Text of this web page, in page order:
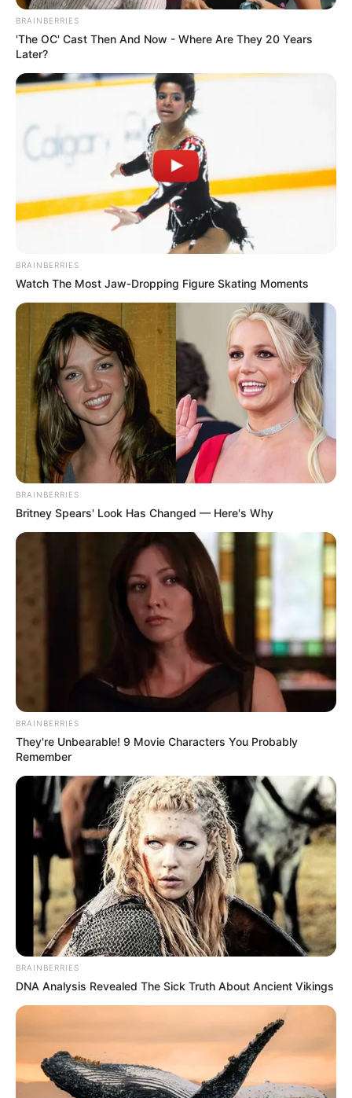
ผีเป้าเกิดจากคนที่ใช้ว่านชนิดหนึ่ง นำมาเป็นมวลสาร
กายสิทธิ์ ช่วยให้ตนอาคมแก่กล้า ว่านชนิดนี้ บ้านข้าพเจ้า
เรียกว่า ว่านเลือด หรือว่านเป้า ว่านเลือด ยางว่านจะมีสี
แดงสดเหมือนเลือดและมีกลิ่นคาวเหมือนเลือด ว่านชนิด
นี้ ผู้เรียนอาคม มักปลูกไว้ข้างรั้วบ้าน สมัยก่อน ผู้ชายส่วน
ใหญ่ก็เรียนอาคมกันอยู่แล้ว การปลูกว่านนี้ไว้ในบ้าน จึง
ไม่ใช่เรื่องแปลกอะไร และว่านนี้ ก็จัดเป็นสมุนไพรชนิด
หนึ่งด้วย นั่นคือ หากนำมาเข้ายา ก็เป็นยา หากนำมาเข้า
พิธี ก็เป็นมวลสารกายสิทธิ์
สำหรับว่านชนิดนี้ เมื่อเข้าพิธีแล้ว มีความเป็นกายสิทธิ์
อะไรบ้าง ข้าพเจ้าไม่ทราบ ส่วนคนกลายเป็นเป้าได้ ก็เกิด
จากรักษาข้อกำหนดไม่ได้ หรือภาษาอีสานเรียก ผิดข้อคะ
ลำ ทำให้ตนควบคุมมวลสารกายสิทธิ์นั้นไม่ได้ สุดท้าย ตก
อยู่ภายใต้อำนาจมวลสารกายสิทธิ์นั้น และกลายเป็นเป้า
ไปในที่สุด
ผีเป้าความจริงไม่ได้ออกหากินเฉพาะกลางคืนหรอก
กลางวัน ก็หากิน เช่นกัน เช่นหากไปหาปลา จับปลาได้
มองซ้ายขวาไม่มีคนมองตน ก็กัดกินปลาเป็นๆ เลย แต่
โดยส่วนใหญ่ มักได้ยินเรื่องเล่าว่า ผีเป้า มักออกหากิน
ตอนกลางคืน คงเป็นเพราะว่า ปลอดคน กินได้ถนัด
คนที่เป็นเป้า ก็ใช้ชีวิตเหมือนกับคนปกติทั่วไป หากไม่มีใคร
ไปเห็นจะจะ ตอนที่กำลังกินสัตว์เป็นๆ ก็ไม่มีใครรู้ แต่
หากมีคนบังเอิญไปเห็นและรู้เข้าว่าใครเป็น
ผีเป้า ผีเป้า
นั้น ไม่อยากให้ชาวบ้านคนอื่นๆ รู้ กลัวจะอับอาย ก็อาจจะ
พูดต่อรอง ขอร้อง ให้ของแลกเปลี่ยน หรือไม่ ก็บอกว่า
หากเปิดเผยให้คนอื่นรู้ เอ็งจะชิบหาย ซึ่ง
ผีเป้ามีอาคมอยู่
แล้ว การใช้ไสยศาสตร์ทำร้ายคนอื่น ก็ไม่ใช่เรื่องยาก คนที่
เห็นจึงยากจะมีใครนำมาเปิดเผยต่อ (ผีเป้า เป็นได้ทั้ง
ผู้ชายและผู้หญิง)
ความเชื่อ ผี ผีเป้า วิญญาณ เป้า
นักเขียน
อิสฺวาสุ
เชื่อในสิ่งที่เฮ็ด เฮ็ดในสิ่งที่เชื่อ
BRAINBERRIES
'The OC' Cast Then And Now - Where Are They 20 Years
Later?
BRAINBERRIES
Watch The Most Jaw‑Dropping Figure Skating Moments
BRAINBERRIES
Britney Spears' Look Has Changed — Here's Why
BRAINBERRIES
They're Unbearable! 9 Movie Characters You Probably
Remember
BRAINBERRIES
DNA Analysis Revealed The Sick Truth About Ancient Vikings